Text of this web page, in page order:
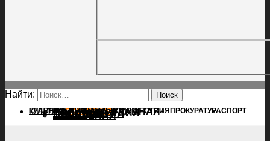
Найти:
ГЛАВНАЯПОЛИТИКАПРОИСШЕСТВИЯ ПРОКУРАТУРАСПОРТ
КУЛЬТУРАПОСЕЛЕНИЯГЛАВНАЯ
ПОЛИТИКА
ПРОИСШЕСТВИЯ
ПРОКУРАТУРА
СПОРТ
КУЛЬТУРА
ПОСЕЛЕНИЯ